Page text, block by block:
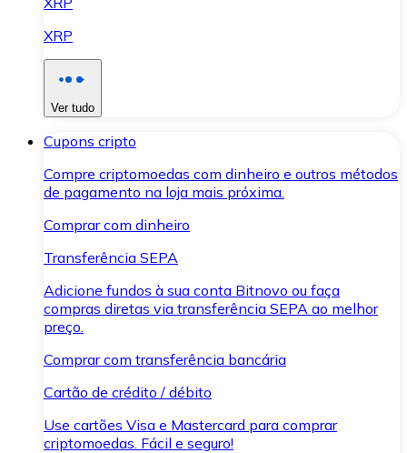
XRP
Ver tudo
Cupons cripto
Compre criptomoedas com dinheiro e outros métodos
de pagamento na loja mais próxima.
Comprar com dinheiro
Transferência SEPA
Adicione fundos à sua conta Bitnovo ou faça
compras diretas via transferência SEPA ao melhor
preço.
Comprar com transferência bancária
Cartão de crédito / débito
Use cartões Visa e Mastercard para comprar
criptomoedas. Fácil e seguro!